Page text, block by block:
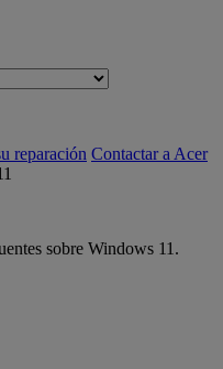
reparación Contactar a Acer
sobre Windows 11.